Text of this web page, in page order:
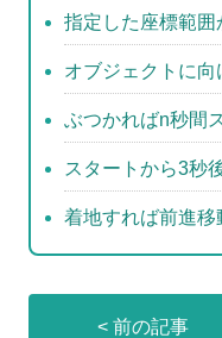
指定した座標範囲
オブジェクトに
ぶつかればn秒間
スタートから3秒
着地すれば前進移
< 前の記事